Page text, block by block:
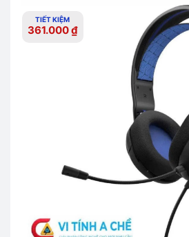
TIẾT KIỆM
361.000₫